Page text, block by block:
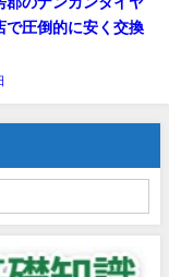
で圧倒的に安く交換